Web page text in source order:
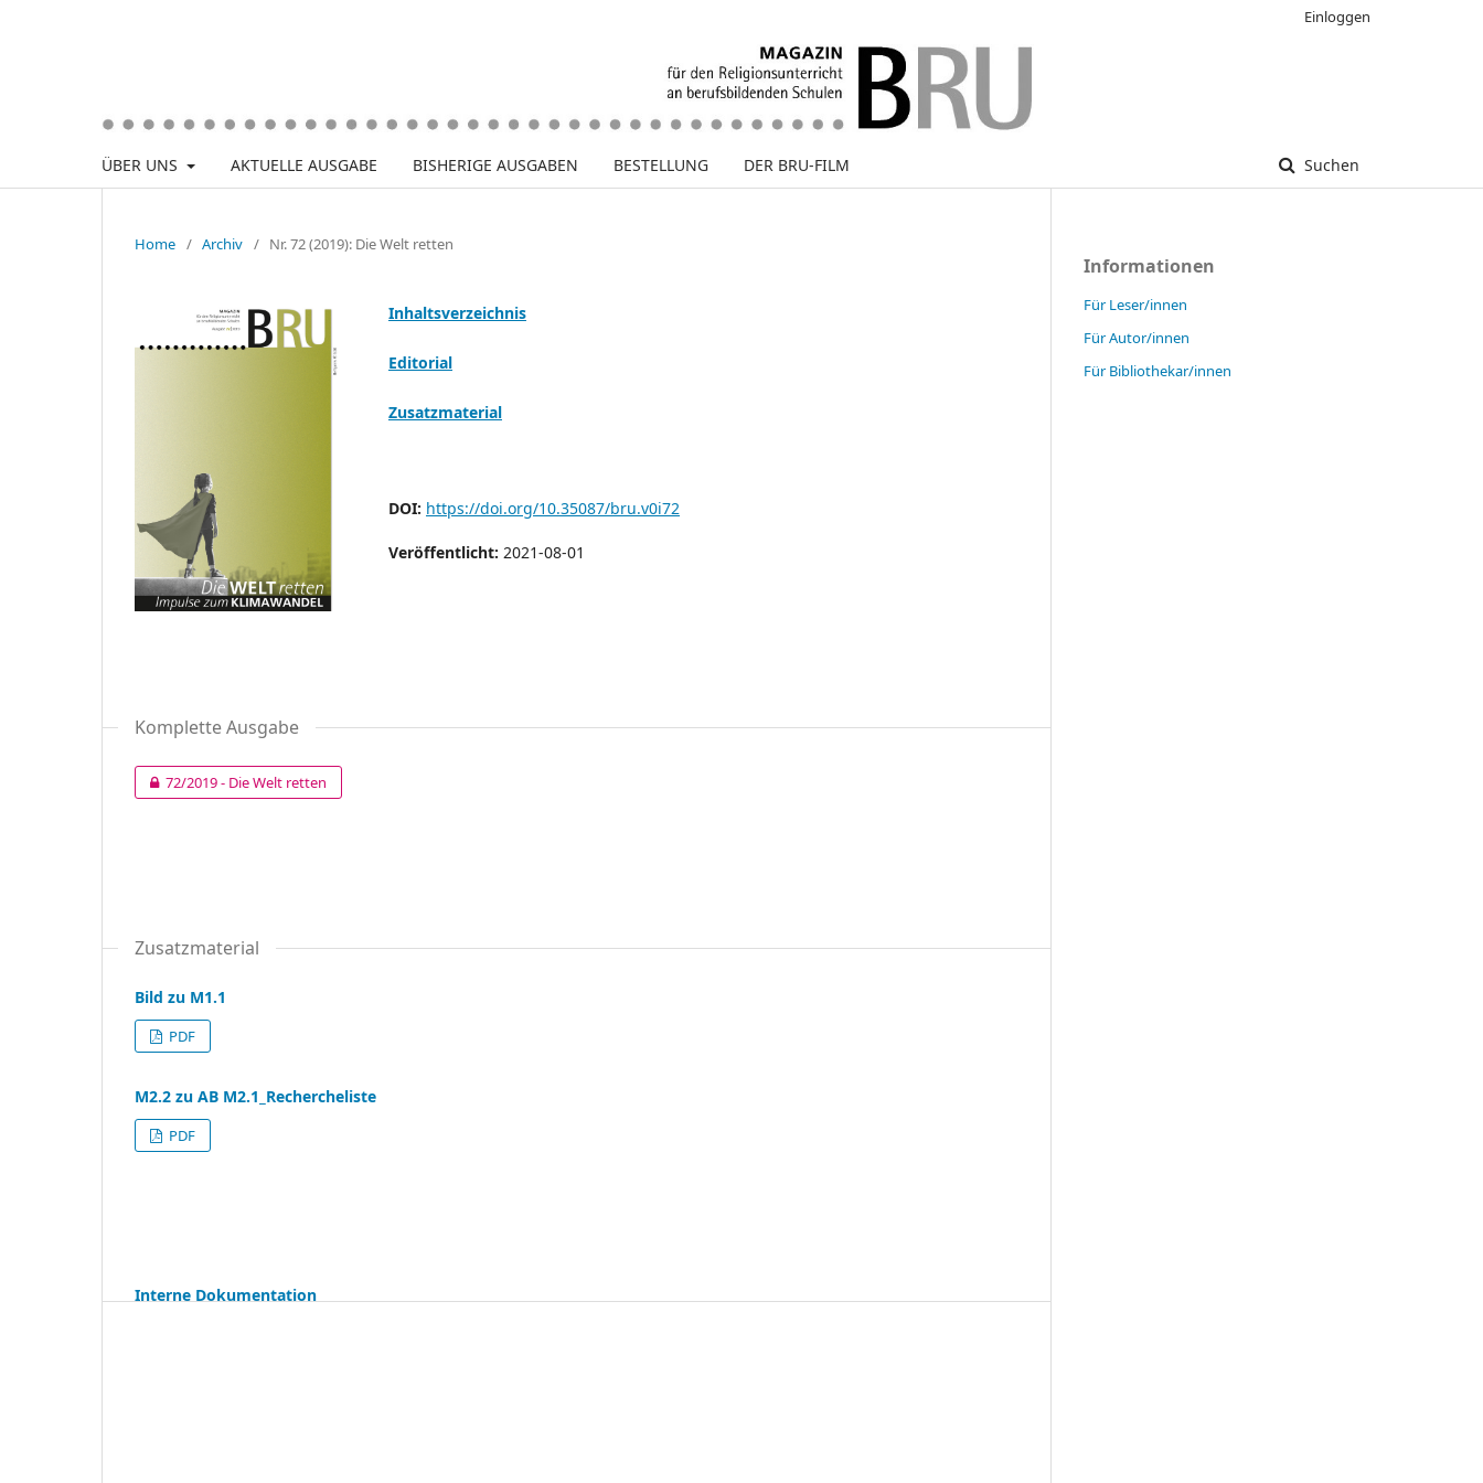
ÜBER UNS AKTUELLE AUSGABE BISHERIGE AUSGABEN BESTELLUNG DER BRU-FILM Suchen
Einloggen
Home / Archiv / Nr. 72 (2019): Die Welt retten
Inhaltsverzeichnis
Editorial
Zusatzmaterial
DOI: https://doi.org/10.35087/bru.v0i72
Veröffentlicht: 2021-08-01
Komplette Ausgabe
72/2019 - Die Welt retten
Zusatzmaterial
Bild zu M1.1
PDF
M2.2 zu AB M2.1_Rechercheliste
PDF
Interne Dokumentation
Informationen
Für Leser/innen
Für Autor/innen
Für Bibliothekar/innen